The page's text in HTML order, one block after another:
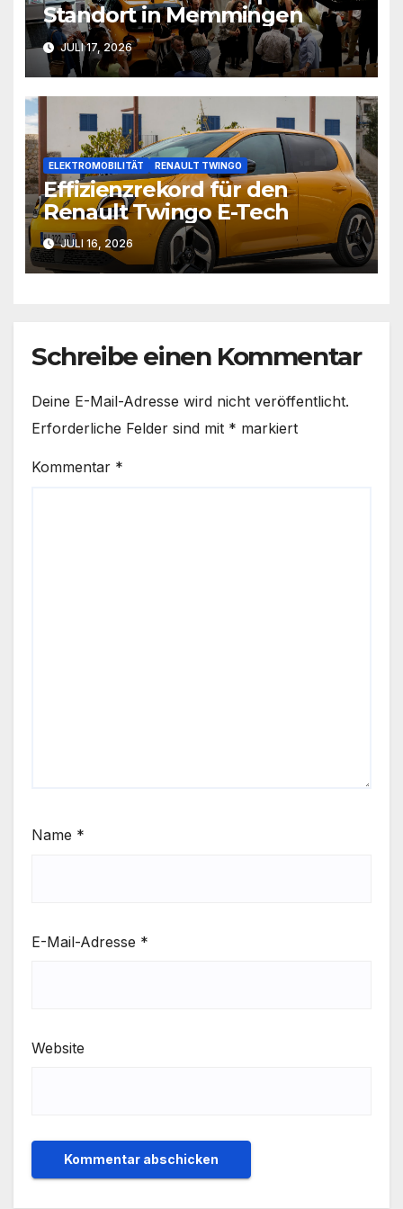
Standort in Memmingen
JULI 17, 2026
ELEKTROMOBILITÄT RENAULT TWINGO
Effizienzrekord für den
Renault Twingo E-Tech
JULI 16, 2026
Schreibe einen Kommentar
Deine E-Mail-Adresse wird nicht veröffentlicht.
Erforderliche Felder sind mit * markiert
Kommentar *
Name *
E-Mail-Adresse *
Website